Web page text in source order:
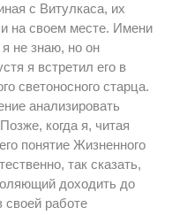
с Витулкаса, их
на своем месте. Имени
не знаю, но он
я встретил его в
светоносного старца.
анализировать
когда я, читая
понятие Жизненного
так сказать,
доходить до
своей работе